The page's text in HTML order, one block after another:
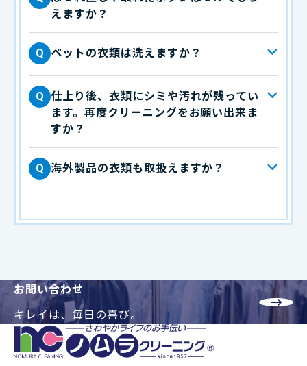
えますか？
Q ペットの衣類は洗えますか？
Q 仕上り後、衣類にシミや汚れが残ってい
ます。再度クリーニングをお願い出来ま
すか？
Q 海外製品の衣類も取扱えますか？
お問い合わせ
キレイは、毎日の喜び。